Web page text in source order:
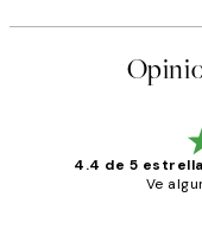
4.4 de 5
Ve